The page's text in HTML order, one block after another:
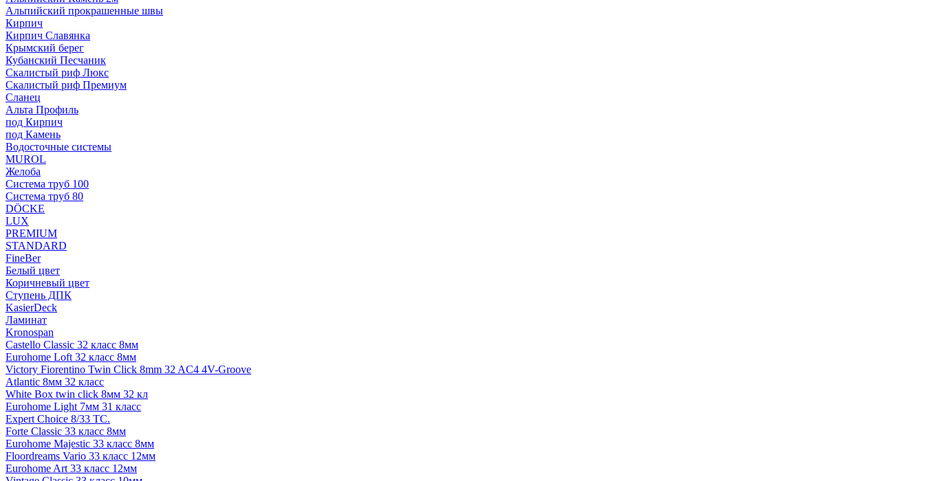
Альпийский прокрашенные швы
Кирпич
Кирпич Славянка
Крымский берег
Кубанский Песчаник
Скалистый риф Люкс
Скалистый риф Премиум
Сланец
Альта Профиль
под Кирпич
под Камень
Водосточные системы
MUROL
Желоба
Система труб 100
Система труб 80
DÖCKE
LUX
PREMIUM
STANDARD
FineBer
Белый цвет
Коричневый цвет
Ступень ДПК
KasierDeck
Ламинат
Kronospan
Castello Classic 32 класс 8мм
Eurohome Loft 32 класс 8мм
Victory Fiorentino Twin Click 8mm 32 AC4 4V-Groove
Atlantic 8мм 32 класс
White Box twin click 8мм 32 кл
Eurohome Light 7мм 31 класс
Expert Choice 8/33 TC.
Forte Classic 33 класс 8мм
Eurohome Majestic 33 класс 8мм
Floordreams Vario 33 класс 12мм
Eurohome Art 33 класс 12мм